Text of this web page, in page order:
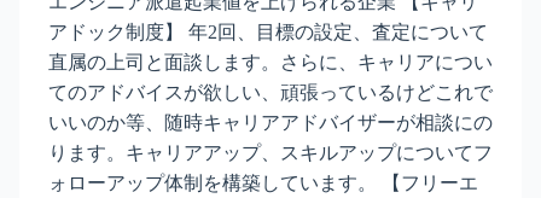
アドック制度】 年2回、目標の設定、査定について
直属の上司と面談します。さらに、キャリアについ
てのアドバイスが欲しい、頑張っているけどこれで
いいのか等、随時キャリアアドバイザーが相談にの
ります。キャリアアップ、スキルアップについてフ
ォローアップ体制を構築しています。 【フリーエ